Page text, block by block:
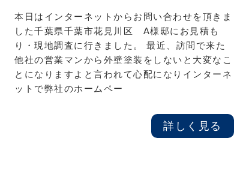
本日はインターネットからお問い合わせを頂きま
した千葉県千葉市花見川区 A様邸にお見積も
り・現地調査に行きました。 最近、訪問で来た
他社の営業マンから外壁塗装をしないと大変なこ
とになりますよと言われて心配になりインターネ
ットで弊社のホームペー
詳しく見る